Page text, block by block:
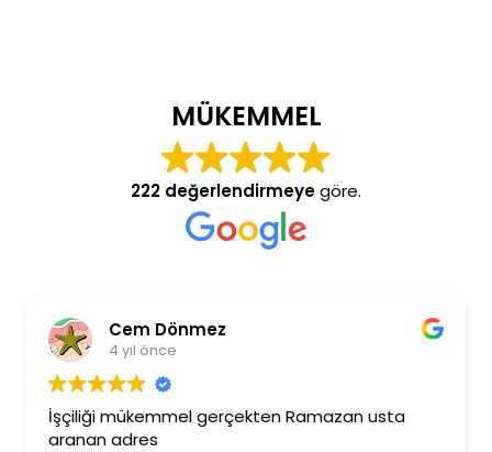
MÜKEMMEL
222 değerlendirmeyegöre.
Cem Dönmez
4 yıl önce
İşçiliği mükemmel gerçekten Ramazan usta
aranan adres